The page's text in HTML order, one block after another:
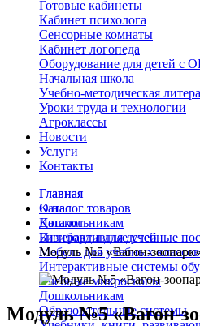
Готовые кабинеты
Кабинет психолога
Сенсорные комнаты
Кабинет логопеда
Оборудование для детей с
Начальная школа
Учебно-методическая
Уроки труда и технологии
Агроклассы
Новости
Услуги
Контакты
Главная
О нас
Каталог
Интерактивные учебные
Мебель для учебных классов
Интерактивные системы
Учебные микроскопы
Дошкольникам
Образовательные системы
Главная
Каталог товаров
Дошкольникам
Бизиборды для детей
Модуль №5 «Вагон-зоопарк»
Модуль №5 «Вагон-